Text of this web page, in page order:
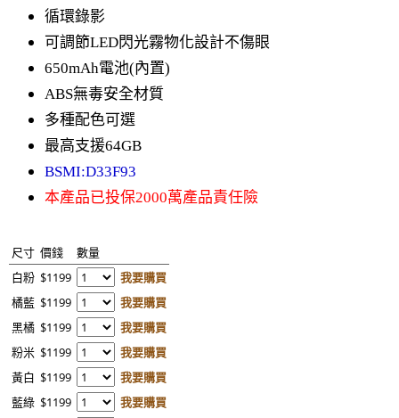
循環錄影
可調節LED閃光霧物化設計不傷眼
650mAh電池(內置)
ABS無毒安全材質
多種配色可選
最高支援64GB
BSMI:D33F93
本產品已投保2000萬產品責任險
尺寸 價錢
數量
白粉 $1199
我要購買
橘藍 $1199
我要購買
黑橘 $1199
我要購買
粉米 $1199
我要購買
黃白 $1199
我要購買
藍綠 $1199
我要購買